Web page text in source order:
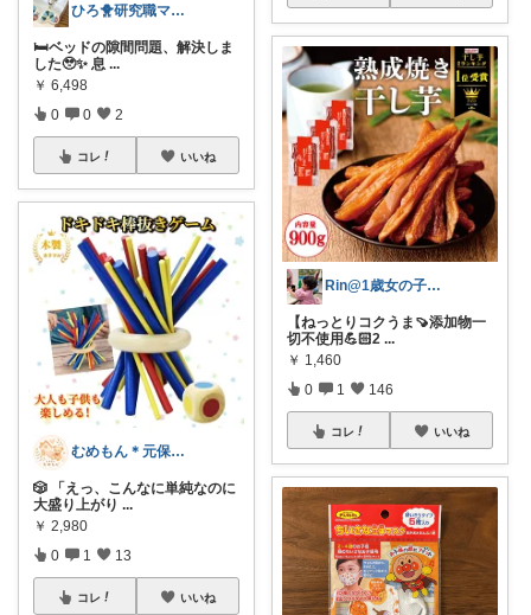
ひろ🐥研究職ママ👩‍💻💎
🛏️ベッドの隙間問題、解決しま
した🥹✨ 息 ...
￥ 6,498
0 0 2
コレ いいね
むめもん＊元保育士のお母さん
🎲 「えっ、こんなに単純なのに
大盛り上がり ...
￥ 2,980
0 1 13
コレ いいね
Rin@1歳女の子ママ
【ねっとりコクうま🍠添加物一
切不使用💪🏻2 ...
￥ 1,460
0 1 146
コレ いいね